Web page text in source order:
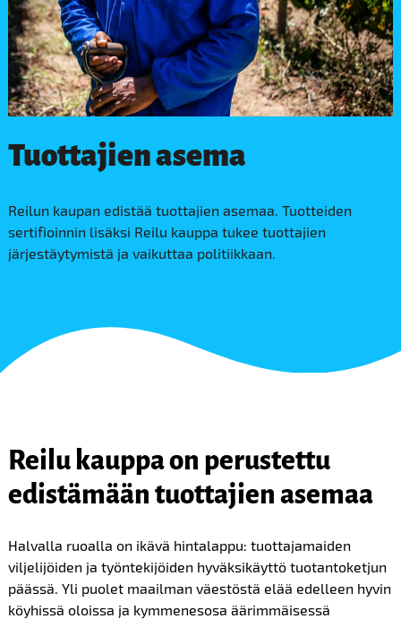
Tuottajien asema
Reilun kaupan edistää tuottajien asemaa. Tuotteiden
sertifioinnin lisäksi Reilu kauppa tukee tuottajien
järjestäytymistä ja vaikuttaa politiikkaan.
Reilu kauppa on perustettu
edistämään tuottajien asemaa
Halvalla ruoalla on ikävä hintalappu: tuottajamaiden
viljelijöiden ja työntekijöiden hyväksikäyttö tuotantoketjun
päässä. Yli puolet maailman väestöstä elää edelleen hyvin
köyhissä oloissa ja kymmenesosa äärimmäisessä